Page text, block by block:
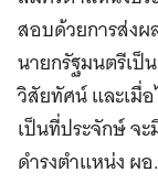
สอบด้วยการส่งผ
นายกรัฐมนตรีเ
วิสัยทัศน์ และเมื่
เป็นที่ประจักษ์ จ
ดำรงตำแหน่ง ผ